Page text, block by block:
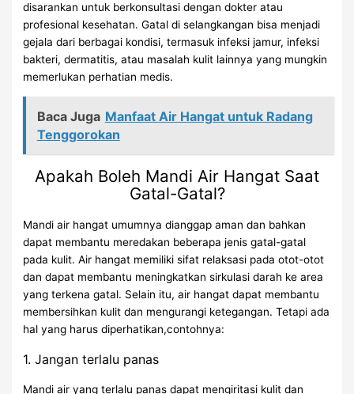
disarankan untuk berkonsultasi dengan dokter atau
profesional kesehatan. Gatal di selangkangan bisa menjadi
gejala dari berbagai kondisi, termasuk infeksi jamur, infeksi
bakteri, dermatitis, atau masalah kulit lainnya yang mungkin
memerlukan perhatian medis.
Baca Juga Manfaat Air Hangat untuk Radang
Tenggorokan
Apakah Boleh Mandi Air Hangat Saat
Gatal-Gatal?
Mandi air hangat umumnya dianggap aman dan bahkan
dapat membantu meredakan beberapa jenis gatal-gatal
pada kulit. Air hangat memiliki sifat relaksasi pada otot-otot
dan dapat membantu meningkatkan sirkulasi darah ke area
yang terkena gatal. Selain itu, air hangat dapat membantu
membersihkan kulit dan mengurangi ketegangan. Tetapi ada
hal yang harus diperhatikan,contohnya:
1. Jangan terlalu panas
Mandi air yang terlalu panas dapat mengiritasi kulit dan